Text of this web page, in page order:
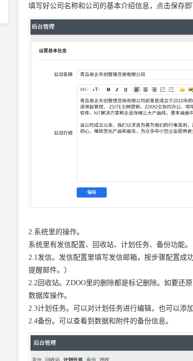
填写好公司名称和公司的基本介绍信息，点击保存即
2.系统里的操作。
系统里有发信配置、回收站、计划任务、备份功能。
2.1发信。发信配置里填写发信邮箱，按步骤配置成
提醒邮件。）
2.2回收站。ZDOO里的删除都是标记删除。如要还
数据库操作。
2.3计划任务。可以对计划任务进行编辑，也可以添
2.4备份。可以查看到数据和附件的备份信息。